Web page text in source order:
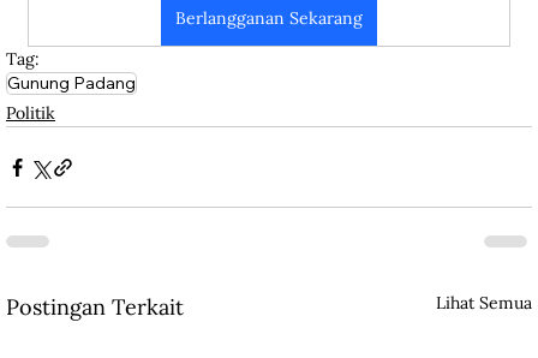
Berlangganan Sekarang
Tag:
Gunung Padang
Politik
Postingan Terkait Lihat Semua